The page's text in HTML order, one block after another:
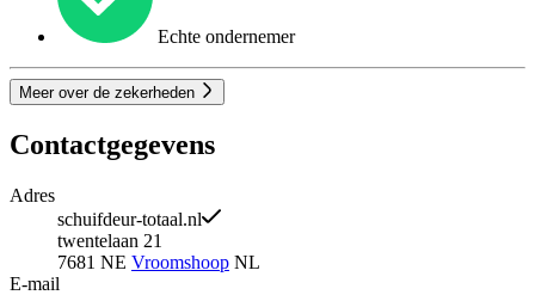
Echte ondernemer
Meer over de zekerheden
Contactgegevens
Adres
schuifdeur-totaal.nl
twentelaan 21
7681 NE Vroomshoop NL
E-mail